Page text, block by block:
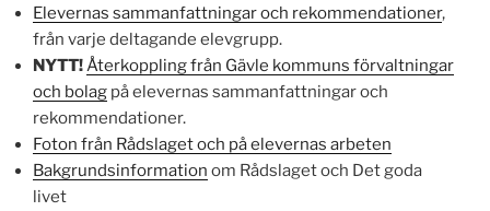
Elevernas sammanfattningar och rekommendationer,
från varje deltagande elevgrupp.
NYTT!Återkoppling från Gävle kommuns förvaltningar
och bolag på elevernas sammanfattningar och
rekommendationer.
Foton från Rådslaget och på elevernas arbeten
Bakgrundsinformation om Rådslaget och Det goda
livet